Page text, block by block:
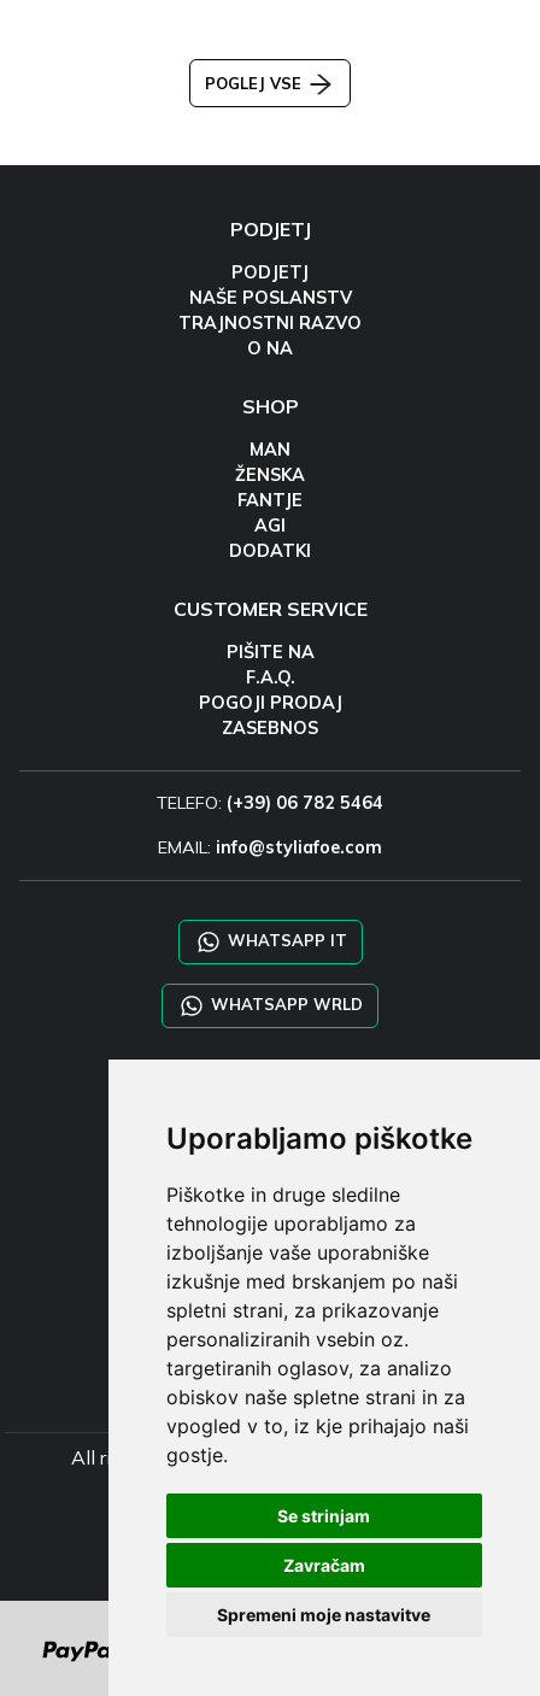
Uporabljamo piškotke
Piškotke in druge sledilne
tehnologije uporabljamo za
izboljšanje vaše uporabniške
izkušnje med brskanjem po naši
spletni strani, za prikazovanje
personaliziranih vsebin oz.
targetiranih oglasov, za analizo
obiskov naše spletne strani in za
vpogled v to, iz kje prihajajo naši
gostje.
Se strinjam
Zavračam
Spremeni moje nastavitve
POGLEJ VSE
PODJETJ
PODJETJ
NAŠE POSLANSTV
TRAJNOSTNI RAZVO
O NA
SHOP
MAN
ŽENSKA
FANTJE
AGI
DODATKI
CUSTOMER SERVICE
PIŠITE NA
F.A.Q.
POGOJI PRODAJ
ZASEBNOS
TELEFO: (+39) 06 782 5464
EMAIL: info@styliafoe.com
WHATSAPP IT
WHATSAPP WRLD
SHOP B2B
TAYLOR MADE ORDERS
UPORABNI
REGISTE
PRIJAVITE S
NAKUPOVALNA KOŠARIC
All rights Styliafoe s.r.l. © 2025 - Številka DD
Follow us